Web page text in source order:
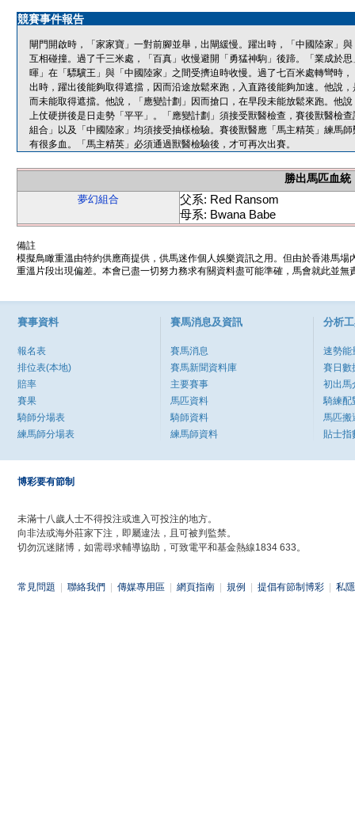
競賽事件報告
閘門開啟時，「家家寶」一對前腳並舉，出閘緩慢。躍出時，「中國陸家」
互相碰撞。過了千三米處，「百真」收慢避開「勇猛神駒」後蹄。「業成於
暉」在「驃驥王」與「中國陸家」之間受擠迫時收慢。過了七百米處轉彎時
出時，躍出後能夠取得遮擋，因而沿途放鬆來跑，入直路後能夠加速。他說
而未能取得遮擋。他說，「應變計劃」因而搶口，在早段未能放鬆來跑。他
上仗硬拼後是日走勢「平平」。「應變計劃」須接受獸醫檢查，賽後獸醫檢
組合」以及「中國陸家」均須接受抽樣檢驗。賽後獸醫應「馬主精英」練馬
有很多血。「馬主精英」必須通過獸醫檢驗後，才可再次出賽。
勝出馬匹血統
夢幻組合
父系: Red Ransom
母系: Bwana Babe
備註
模擬鳥瞰重溫由特約供應商提供，供馬迷作個人娛樂資訊之用。但由於香港馬
重溫片段出現偏差。本會已盡一切努力務求有關資料盡可能準確，馬會就此並
賽事資料
報名表
排位表(本地)
賠率
賽果
騎師分場表
練馬師分場表
賽馬消息及資訊
賽馬消息
賽馬新聞資料庫
主要賽事
馬匹資料
騎師資料
練馬師資料
分析
速勢能
賽日數
初出馬
騎練配
馬匹搬
貼士指
博彩要有節制
未滿十八歲人士不得投注或進入可投注的地方。
向非法或海外莊家下注，即屬違法，且可被判監禁。
切勿沉迷賭博，如需尋求輔導協助，可致電平和基金熱線1834 633。
常見問題 聯絡我們 傳媒專用區 網頁指南 規例 提倡有節制博彩 私